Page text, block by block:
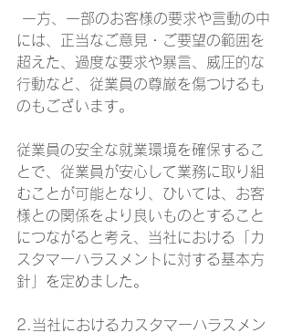
には、正当なご意見・ご要望の範囲を
超えた、過度な要求や暴言、威圧的な
行動など、従業員の尊厳を傷つけるも
のもございます。
従業員の安全な就業環境を確保するこ
とで、従業員が安心して業務に取り組
むことが可能となり、ひいては、お客
様との関係をより良いものとすること
につながると考え、当社における「カ
スタマーハラスメントに対する基本方
針」を定めました。
2.当社におけるカスタマーハラスメン